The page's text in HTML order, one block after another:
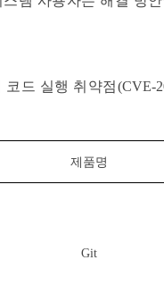
드 실행 취약점(CVE-
제품명
Git